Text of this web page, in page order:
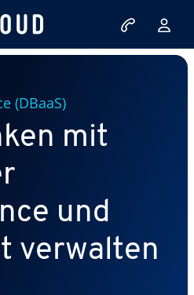
(DBaaS)
mit
und
verwalten